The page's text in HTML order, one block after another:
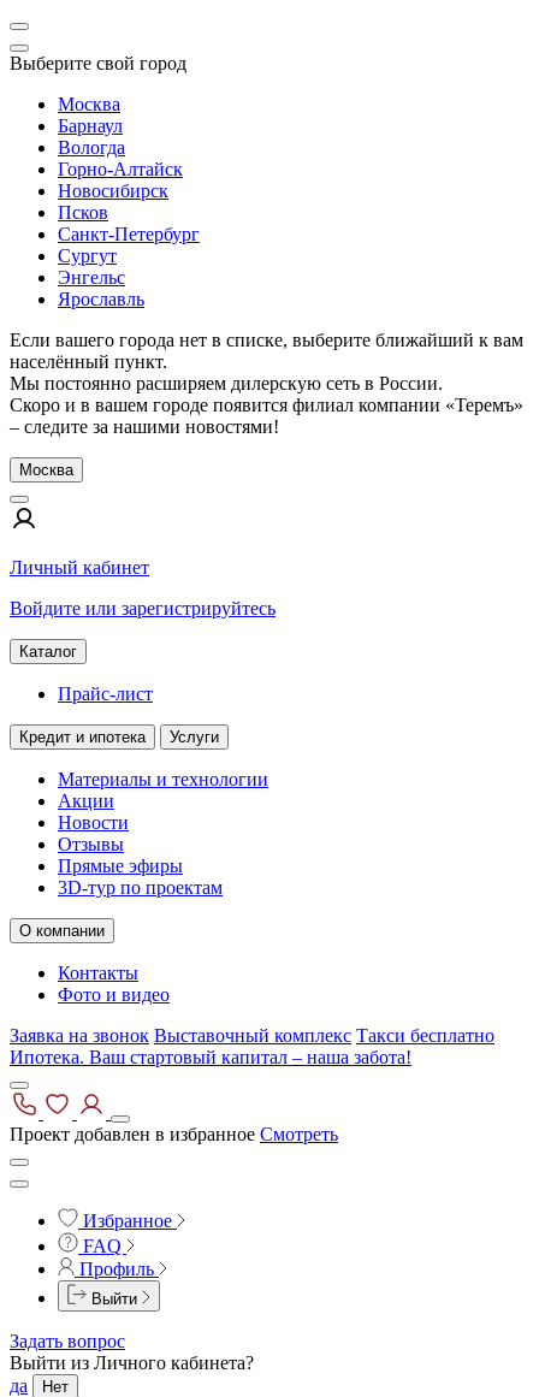
Выберите свой город
Москва
Барнаул
Вологда
Горно-Алтайск
Новосибирск
Псков
Санкт-Петербург
Сургут
Энгельс
Ярославль
Если вашего города нет в списке, выберите ближайший к вам
населённый пункт.
Мы постоянно расширяем дилерскую сеть в России.
Скоро и в вашем городе появится филиал компании «Теремъ»
– следите за нашими новостями!
Москва
Личный кабинет
Войдите или зарегистрируйтесь
Каталог
Прайс-лист
Кредит и ипотека Услуги
Материалы и технологии
Акции
Новости
Отзывы
Прямые эфиры
3D-тур по проектам
О компании
Контакты
Фото и видео
Заявка на звонок Выставочный комплекс Такси бесплатно
Ипотека. Ваш стартовый капитал – наша забота!
Проект добавлен в избранное Смотреть
Избранное
FAQ
Профиль
Выйти
Задать вопрос
Выйти из Личного кабинета?
да
Нет